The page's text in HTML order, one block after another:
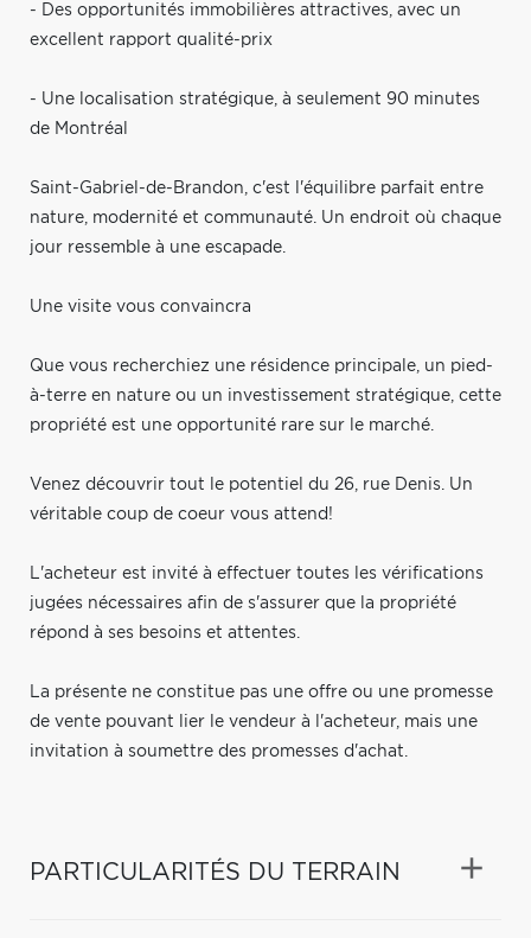
- Des opportunités immobilières attractives, avec un
excellent rapport qualité-prix
- Une localisation stratégique, à seulement 90 minutes
de Montréal
Saint-Gabriel-de-Brandon, c'est l'équilibre parfait entre
nature, modernité et communauté. Un endroit où chaque
jour ressemble à une escapade.
Une visite vous convaincra
Que vous recherchiez une résidence principale, un pied-
à-terre en nature ou un investissement stratégique, cette
propriété est une opportunité rare sur le marché.
Venez découvrir tout le potentiel du 26, rue Denis. Un
véritable coup de coeur vous attend!
L'acheteur est invité à effectuer toutes les vérifications
jugées nécessaires afin de s'assurer que la propriété
répond à ses besoins et attentes.
La présente ne constitue pas une offre ou une promesse
de vente pouvant lier le vendeur à l'acheteur, mais une
invitation à soumettre des promesses d'achat.
PARTICULARITÉS DU TERRAIN